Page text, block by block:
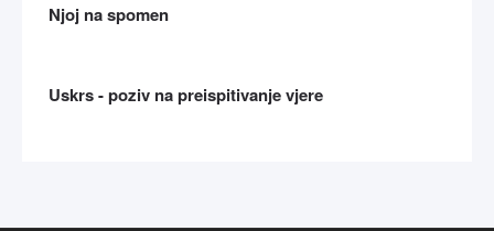
Njoj na spomen
Uskrs - poziv na preispitivanje vjere